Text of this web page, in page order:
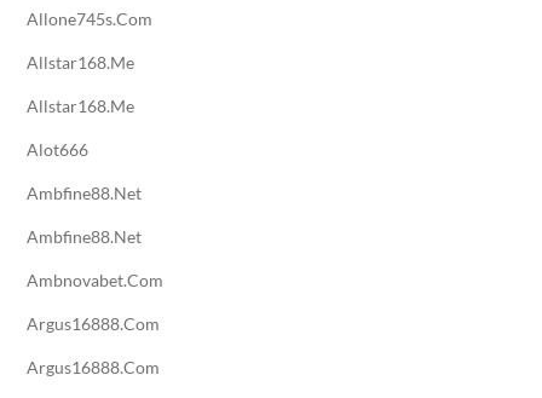
Allone745s.com
Allstar168.me
Allstar168.me
Alot666
Ambfine88.net
Ambfine88.net
Ambnovabet.com
Argus16888.com
Argus16888.com